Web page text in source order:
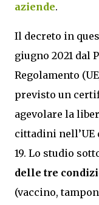
aziende.
Il decreto in
giugno 2021 dal
Regolamento
previsto un
agevolare la
cittadini nell’UE
19. Lo studio
delle tre
(vaccino,